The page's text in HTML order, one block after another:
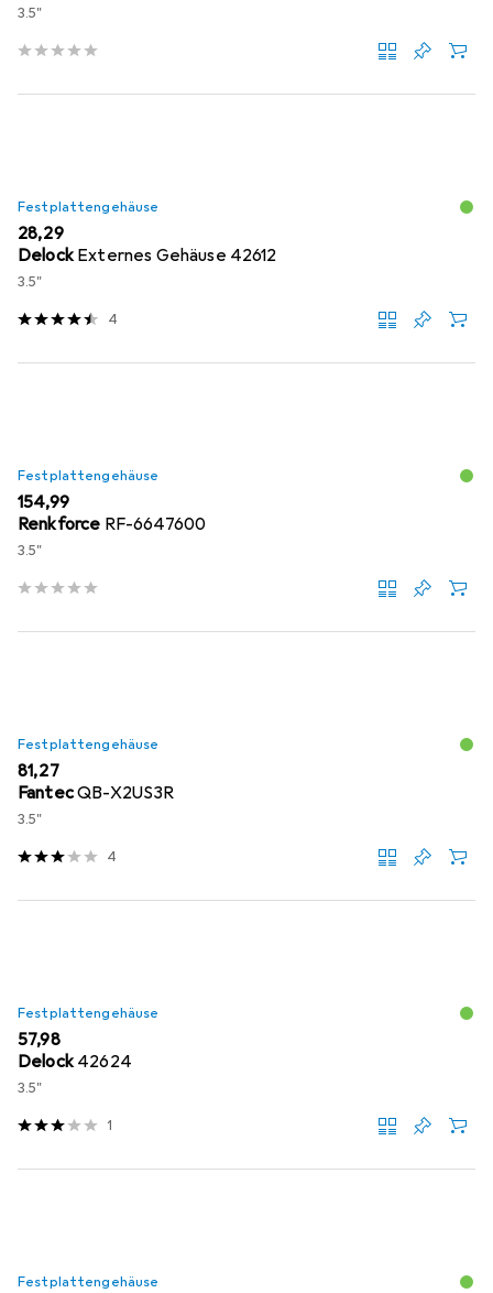
3.5"
Festplattengehäuse
EUR
28,29
Delock Externes Gehäuse 42612
3.5"
4
Festplattengehäuse
EUR
154,99
Renkforce RF-6647600
3.5"
Festplattengehäuse
EUR
81,27
FantecQB-X2US3R
3.5"
4
Festplattengehäuse
EUR
57,98
Delock 42624
3.5"
1
Festplattengehäuse